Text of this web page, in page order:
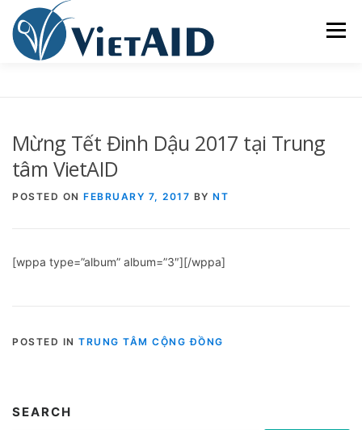
content
Menu
TRUNG TÂM CỘNG ĐỒNG SINH HOẠT
Mừng Tết Đinh Dậu 2017 tại Trung
tâm VietAID
POSTED ON FEBRUARY 7, 2017 BY NT
[wppa type=”album” album=”3″][/wppa]
POSTED IN TRUNG TÂM CỘNG ĐỒNG
SEARCH